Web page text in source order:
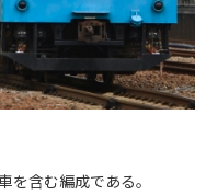
を含む編成である。